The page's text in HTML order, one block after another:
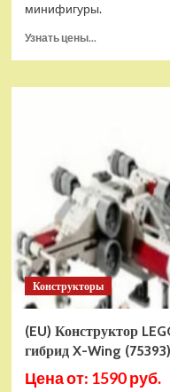
минифигуры.
Узнать цены...
(EU)
Шанг-
Чи
и
Великий
Защитник
(30454)
Конструкторы
(EU) Конструктор
гибрид X-Wing (75393)
Цена от: 1590 руб.